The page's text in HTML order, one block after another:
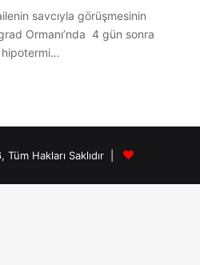
savcıyla görüşmesinin
Ormanı’nda 4 gün sonra
hipotermi…
Tüm Hakları Saklıdır |